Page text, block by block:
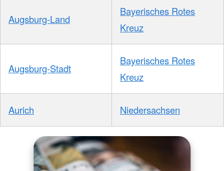
Augsburg-Land
Bayerisches Rotes
Kreuz
Augsburg-Stadt
Bayerisches Rotes
Kreuz
Aurich Niedersachsen